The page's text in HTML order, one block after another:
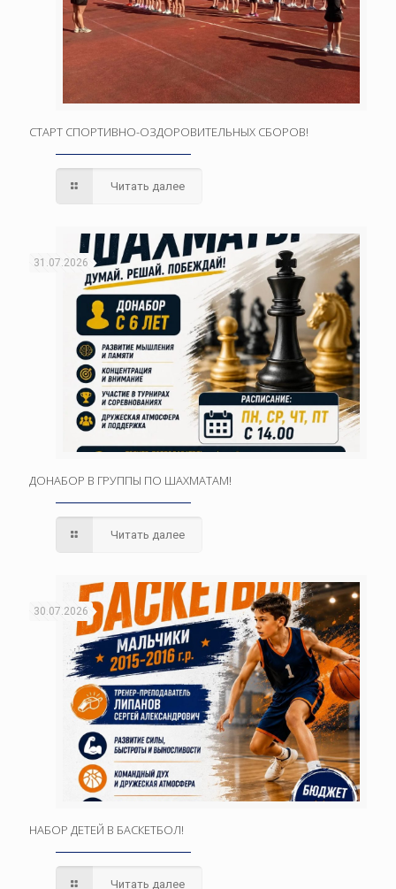
СТАРТ СПОРТИВНО-ОЗДОРОВИТЕЛЬНЫХ СБОРОВ!
Читать далее
31.07.2026
ДОНАБОР В ГРУППЫ ПО ШАХМАТАМ!
Читать далее
30.07.2026
НАБОР ДЕТЕЙ В БАСКЕТБОЛ!
Читать далее